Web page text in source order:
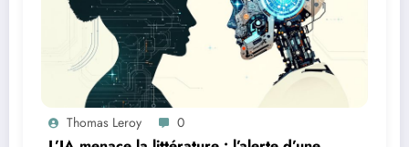
Thomas Leroy 0